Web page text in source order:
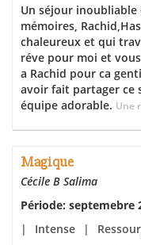
Un séjour inoubliable
mémoires,
chaleureux et qui
réve pour moi et
a Rachid pour ca
avoir fait partager ce
équipe adorable. Une
Magique
Cécile B Salima
Période: septemebre
|
Intense |